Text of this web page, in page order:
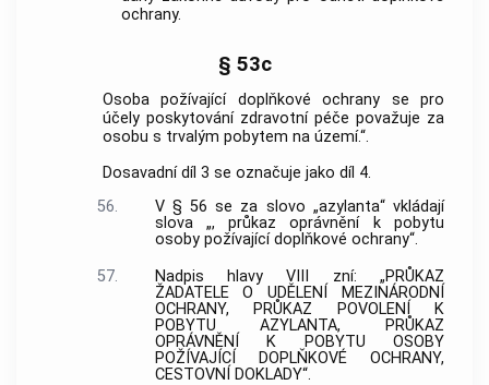
ochrany.
§ 53c
Osoba požívající doplňkové ochrany se pro
účely poskytování zdravotní péče považuje za
osobu s trvalým pobytem na území.“.
Dosavadní díl 3 se označuje jako díl 4.
56.
V § 56 se za slovo „azylanta“ vkládají
slova „, průkaz oprávnění k pobytu
osoby požívající doplňkové ochrany“.
57.
Nadpis hlavy VIII zní: „PRŮKAZ
ŽADATELE O UDĚLENÍ MEZINÁRODNÍ
OCHRANY, PRŮKAZ POVOLENÍ K
POBYTU AZYLANTA, PRŮKAZ
OPRÁVNĚNÍ K POBYTU OSOBY
POŽÍVAJÍCÍ DOPLŇKOVÉ OCHRANY,
CESTOVNÍ DOKLADY“.